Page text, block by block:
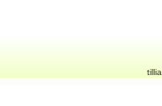
tillia